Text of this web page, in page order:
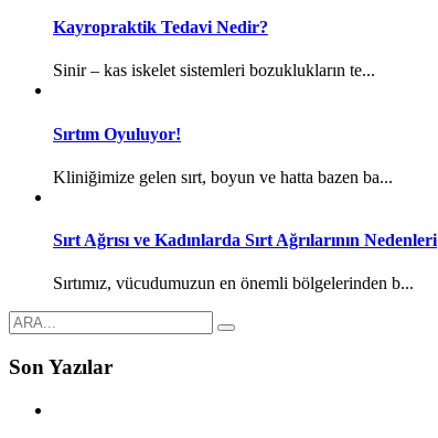
Kayropraktik Tedavi Nedir?
Sinir – kas iskelet sistemleri bozuklukların te...
Sırtım Oyuluyor!
Kliniğimize gelen sırt, boyun ve hatta bazen ba...
Sırt Ağrısı ve Kadınlarda Sırt Ağrılarının Nedenleri
Sırtımız, vücudumuzun en önemli bölgelerinden b...
Son Yazılar